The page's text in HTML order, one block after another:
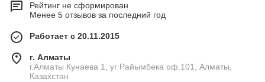
Рейтинг не сформирован
Менее 5 отзывов за последний год
Работает с 20.11.2015
г. Алматы
г.Алматы Кунаева 1, уг Райымбека оф.101, Алматы,
Казахстан